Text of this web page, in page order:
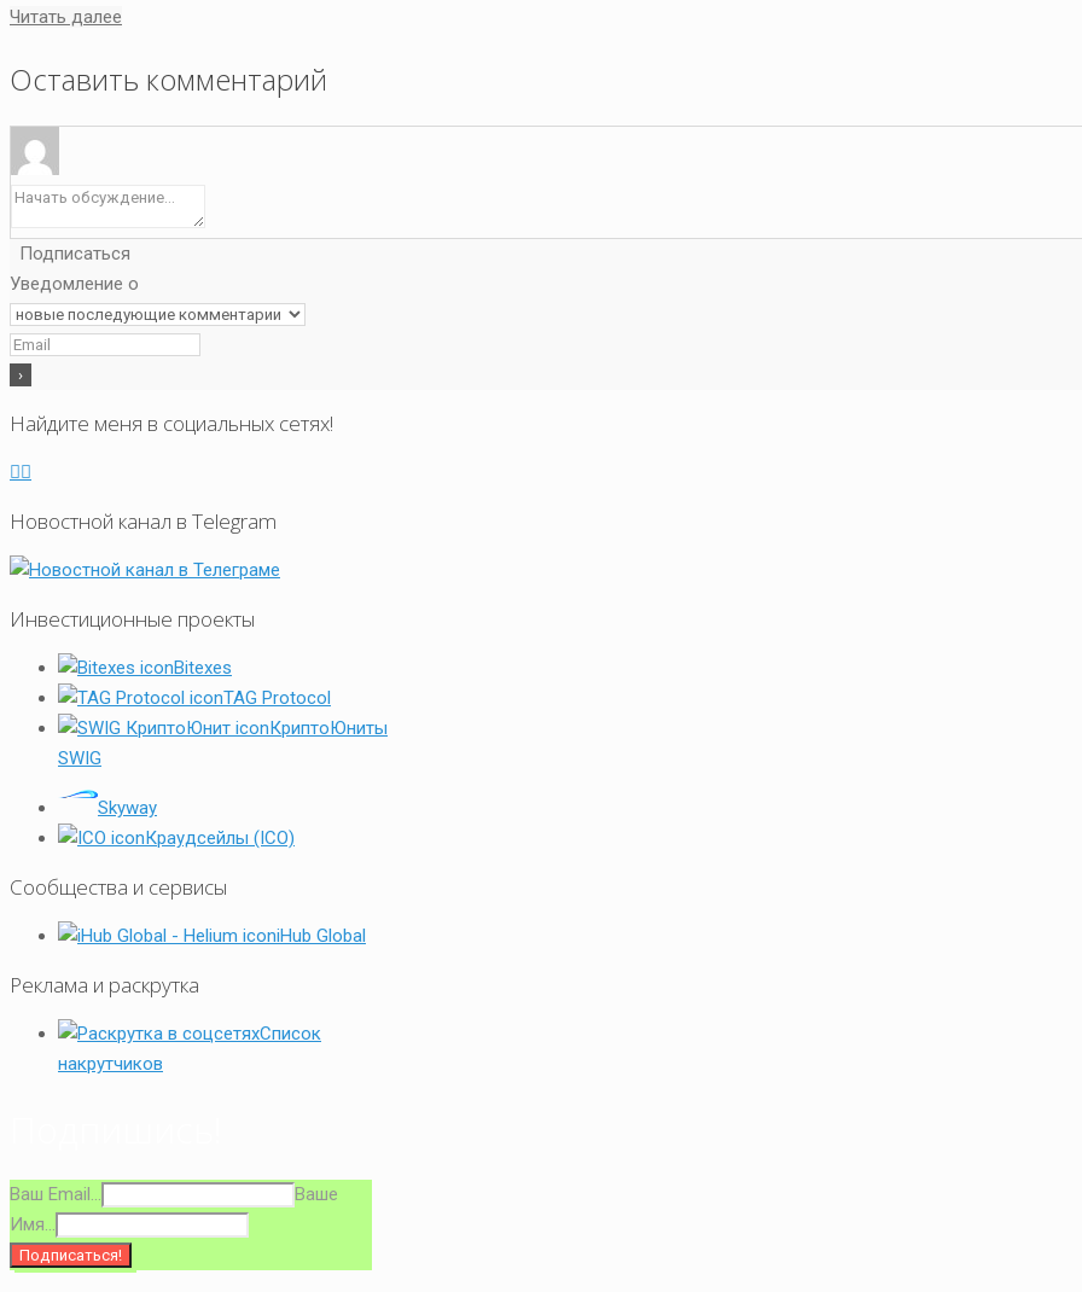
Читать далее
Оставить комментарий
Подписаться
Уведомление о
Найдите меня в социальных сетях!
Новостной канал в Telegram
Инвестиционные проекты
Bitexes
TAG Protocol
КриптоЮниты
SWIG
Skyway
Краудсейлы (ICO)
Сообщества и сервисы
iHub Global
Реклама и раскрутка
Список
накрутчиков
Ваш Email...
Ваше
Имя...